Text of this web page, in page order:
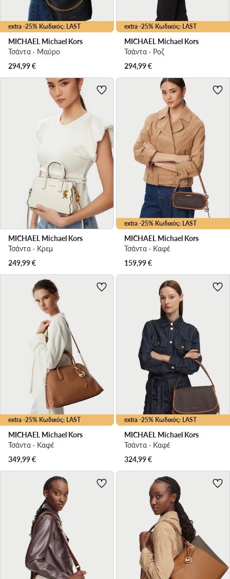
extra -25% Κωδικός: LAST
MICHAEL Michael Kors
Τσάντα · Μαύρο
294,99€
extra -25% Κωδικός: LAST
MICHAEL Michael Kors
Τσάντα · Ροζ
294,99€
MICHAEL Michael Kors
Τσάντα · Κρεμ
249,99€
extra -25% Κωδικός: LAST
MICHAEL Michael Kors
Τσάντα · Καφέ
159,99€
extra -25% Κωδικός: LAST
MICHAEL Michael Kors
Τσάντα · Καφέ
349,99€
extra -25% Κωδικός: LAST
MICHAEL Michael Kors
Τσάντα · Καφέ
324,99€